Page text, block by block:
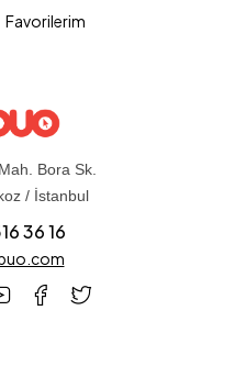
Bora Sk.
/ İstanbul
36 16
Favorilerim